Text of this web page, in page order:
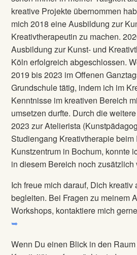
kreative Projekte übernommen
mich 2018 eine Ausbildung zur
Kreativtherapeutin zu machen.
Ausbildung zur Kunst- und
Köln erfolgreich abgeschlossen.
2019 bis 2023 im Offenen
Grundschule tätig, indem ich im
Kenntnisse im kreativen Bereich
umsetzen durfte. Durch die
2023 zur Atelierista
Studiengang Kreativtherapie
Kunstzentrum in Bochum, konnte
in diesem Bereich noch zusätzlich
Ich freue mich darauf, Dich kreativ
begleiten. Bei Fragen zu meinem
Workshops, kontaktiere mich
➥
Wenn Du einen Blick in den